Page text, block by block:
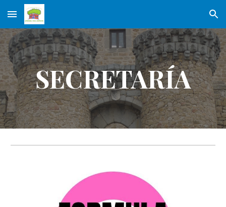
Skip to main content Skip to navigation
SECRETARÍA